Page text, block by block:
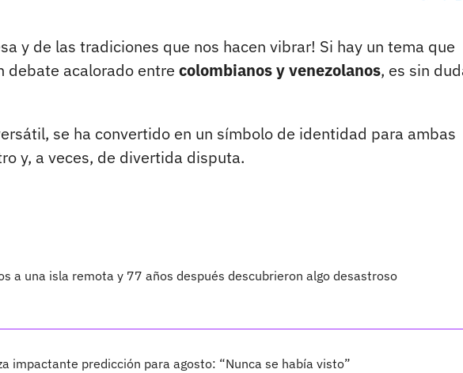
y de las tradiciones que nos hacen vibrar! Si hay un tema que
debate acalorado entre colombianos y venezolanos, es sin
se ha convertido en un símbolo de identidad para ambas
y, a veces, de divertida disputa.
a una isla remota y 77 años después descubrieron algo desastroso
impactante predicción para agosto: “Nunca se había visto”